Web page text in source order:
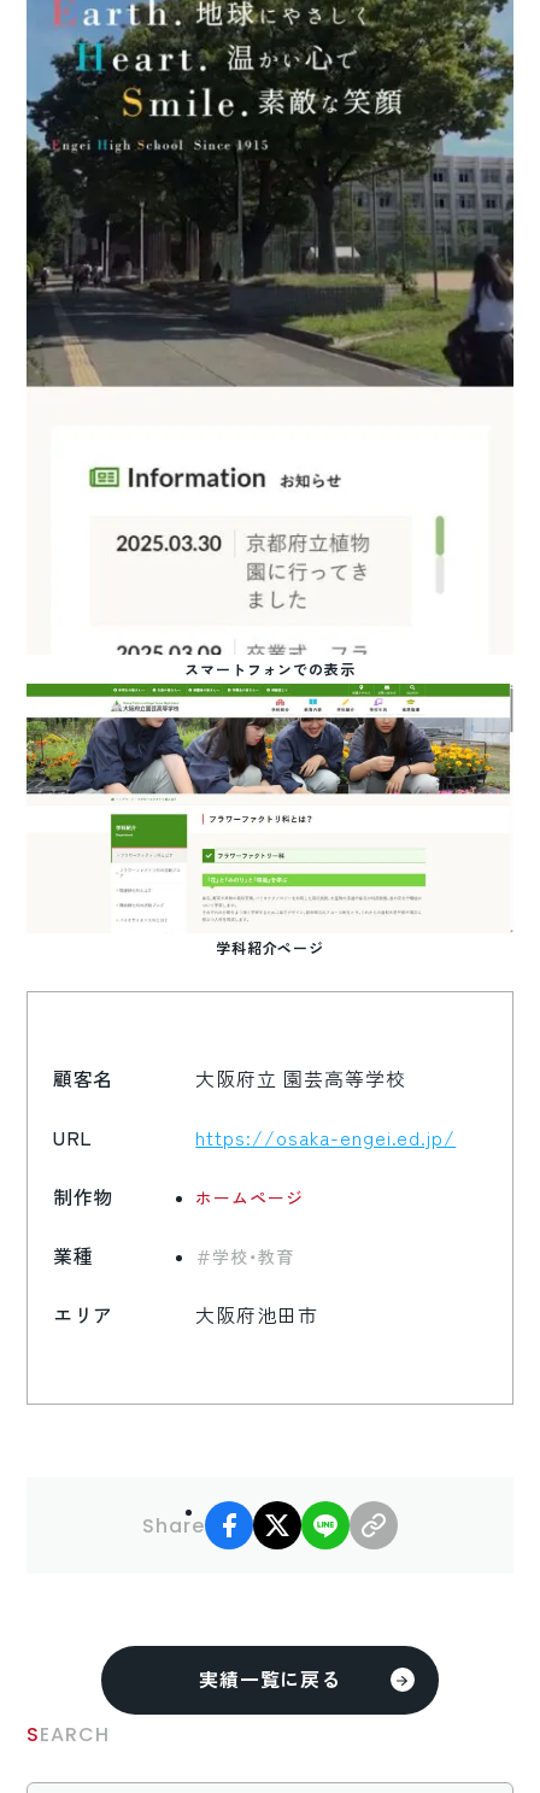
スマートフォンでの表示
学科紹介ページ
顧客名 大阪府立 園芸高等学校
URL https://osaka-engei.ed.jp/
制作物 ホームページ
業種 学校・教育
エリア 大阪府池田市
Share
facebook
X LINE
実績一覧に戻る
SEARCH